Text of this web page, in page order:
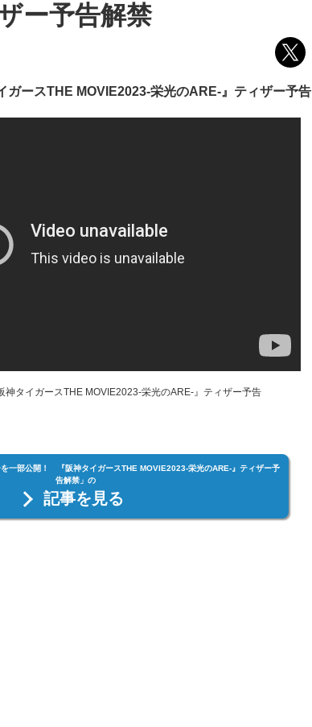
ー予告解禁
ガースTHE MOVIE2023‐栄光のARE‐』ティザー予告
神タイガースTHE MOVIE2023‐栄光のARE‐』ティザー予告
を一部公開！ 『阪神タイガースTHE MOVIE2023‐栄光のARE‐』ティザー予
告解禁」の
記事を見る